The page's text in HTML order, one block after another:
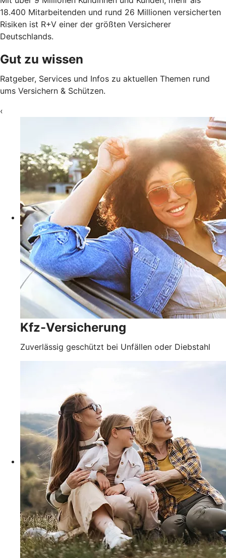
18.400 Mitarbeitenden und rund 26 Millionen versicherten
Risiken ist R+V einer der größten Versicherer
Deutschlands.
Gut zu wissen
Ratgeber, Services und Infos zu aktuellen Themen rund
ums Versichern & Schützen.
‹
Kfz-Versicherung
Zuverlässig geschützt bei Unfällen oder Diebstahl